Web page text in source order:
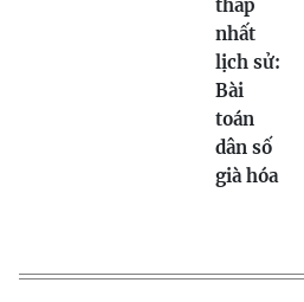
thấp
nhất
lịch sử:
Bài
toán
dân số
già hóa